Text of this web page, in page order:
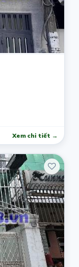
Xem chi tiết →